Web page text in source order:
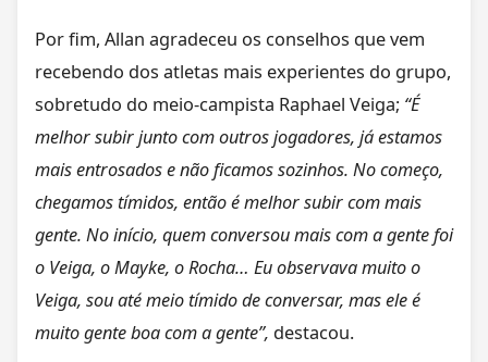
Por fim, Allan agradeceu os conselhos que vem
recebendo dos atletas mais experientes do grupo,
sobretudo do meio-campista Raphael Veiga; “É
melhor subir junto com outros jogadores, já estamos
mais entrosados e não ficamos sozinhos. No começo,
chegamos tímidos, então é melhor subir com mais
gente. No início, quem conversou mais com a gente foi
o Veiga, o Mayke, o Rocha… Eu observava muito o
Veiga, sou até meio tímido de conversar, mas ele é
muito gente boa com a gente”, destacou.